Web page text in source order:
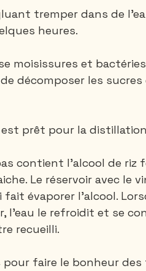
tremper dans de
heures.
moisissures et
décomposer les sucres
prêt pour la
contient l’alcool de riz
Le réservoir avec le
évaporer l’alcool.
l’eau le refroidit et se
recueilli.
faire le bonheur